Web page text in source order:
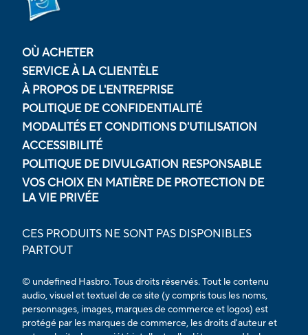
OÙ ACHETER
SERVICE À LA CLIENTÈLE
À PROPOS DE L'ENTREPRISE
POLITIQUE DE CONFIDENTIALITÉ
MODALITÉS ET CONDITIONS D'UTILISATION
ACCESSIBILITÉ
POLITIQUE DE DIVULGATION RESPONSABLE
VOS CHOIX EN MATIÈRE DE PROTECTION DE
LA VIE PRIVÉE
CES PRODUITS NE SONT PAS DISPONIBLES
PARTOUT
© undefined Hasbro. Tous droits réservés. Tout le contenu
audio, visuel et textuel de ce site (y compris tous les noms,
personnages, images, marques de commerce et logos) est
protégé par les marques de commerce, les droits d'auteur et